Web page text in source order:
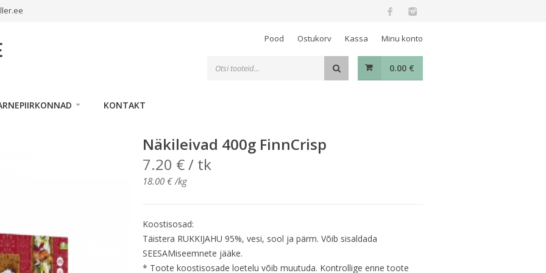
Pood Ostukorv Kassa Minu konto
0.00 €
KONTAKT
Näkileivad 400g FinnCrisp
7.20 €/ tk
18.00€ /kg
Koostisosad:
Täistera RUKKIJAHU 95%, vesi, sool ja pärm. Võib sisaldada
SEESAMiseemnete jääke.
* Toote koostisosade loetelu võib muutuda. Kontrollige enne toote